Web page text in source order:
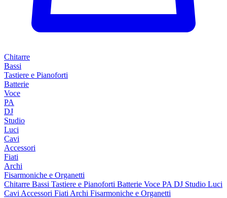
Chitarre
Bassi
Tastiere e Pianoforti
Batterie
Voce
PA
DJ
Studio
Luci
Cavi
Accessori
Fiati
Archi
Fisarmoniche e Organetti
Chitarre Bassi Tastiere e Pianoforti Batterie Voce PA DJ Studio Luci
Cavi Accessori Fiati Archi Fisarmoniche e Organetti